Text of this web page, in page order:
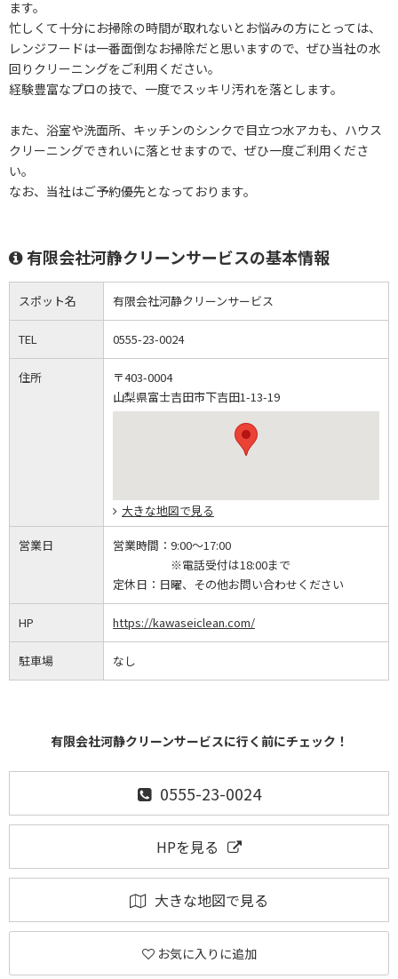
ます。
忙しくて十分にお掃除の時間が取れないとお悩みの方にとっては、
レンジフードは一番面倒なお掃除だと思いますので、ぜひ当社の水
回りクリーニングをご利用ください。
経験豊富なプロの技で、一度でスッキリ汚れを落とします。
また、浴室や洗面所、キッチンのシンクで目立つ水アカも、ハウス
クリーニングできれいに落とせますので、ぜひ一度ご利用くださ
い。
なお、当社はご予約優先となっております。
有限会社河静クリーンサービスの基本情報
スポット名 有限会社河静クリーンサービス
TEL 0555-23-0024
住所
〒403-0004
山梨県富士吉田市下吉田1-13-19
大きな地図で見る
営業日 営業時間： 9:00～17:00
※電話受付は18:00まで
定休日： 日曜、その他お問い合わせください
HP https://kawaseiclean.com/
駐車場 なし
有限会社河静クリーンサービスに行く前にチェック！
0555-23-0024
HPを見る
大きな地図で見る
お気に入りに追加